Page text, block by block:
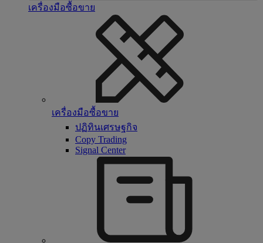
เครื่องมือซื้อขาย
เครื่องมือซื้อขาย
ปฏิทินเศรษฐกิจ
Copy Trading
Signal Center